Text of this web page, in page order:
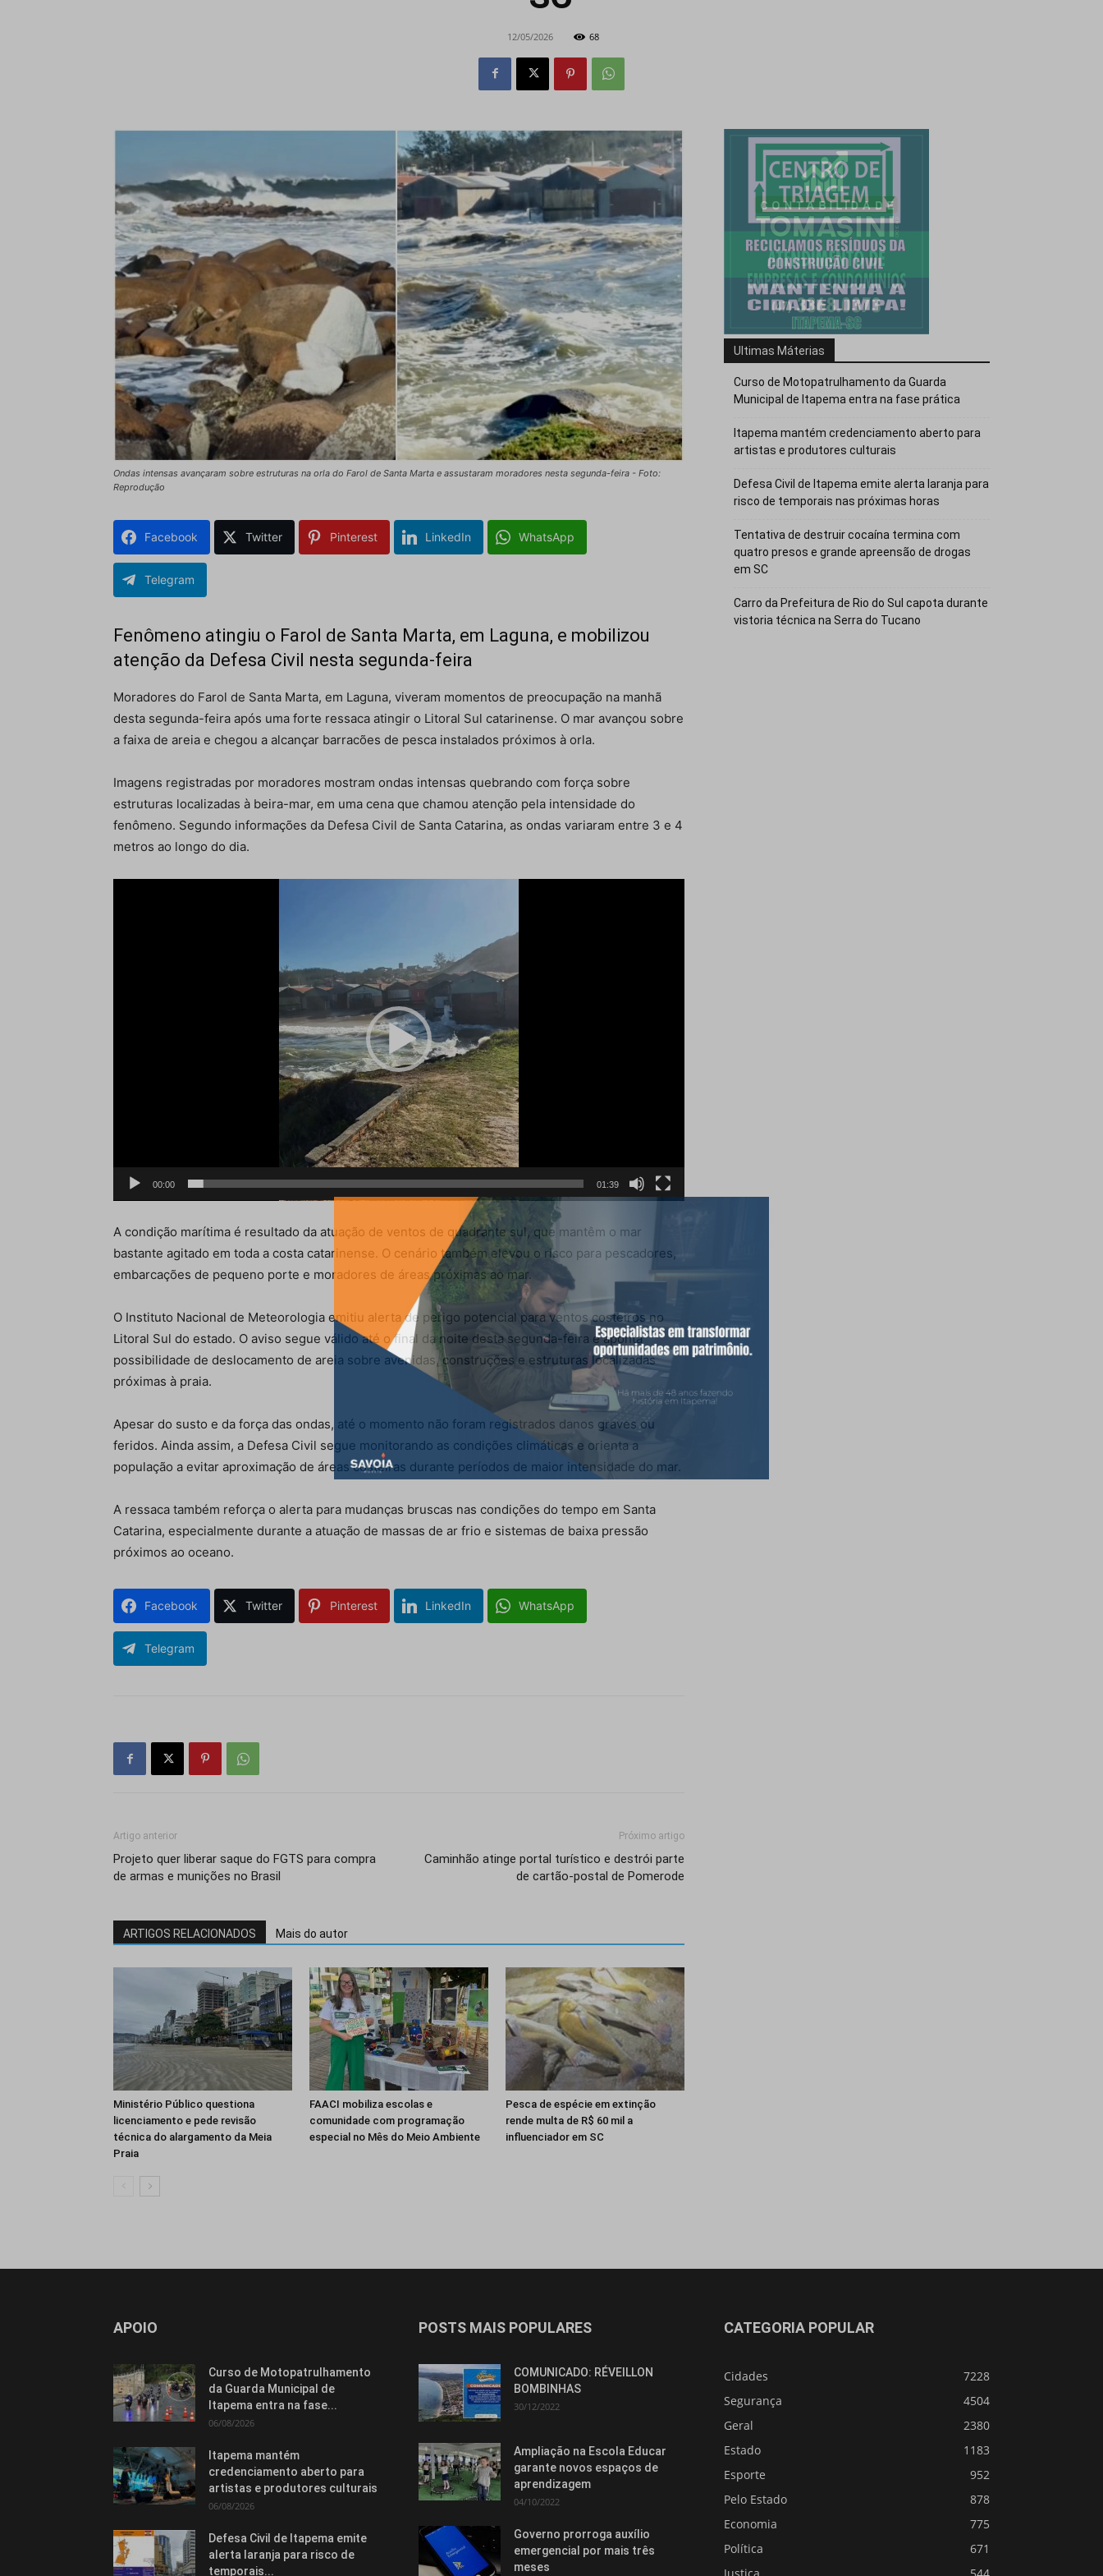
12/05/2026 68
Ondas intensas avançaram sobre estruturas na orla do Farol de Santa Marta e assustaram moradores nesta segunda-feira - Foto:
Reprodução
Facebook Twitter Pinterest LinkedIn WhatsApp
Telegram
Fenômeno atingiu o Farol de Santa Marta, em Laguna, e mobilizou
atenção da Defesa Civil nesta segunda-feira
Moradores do Farol de Santa Marta, em Laguna, viveram momentos de preocupação na manhã
desta segunda-feira após uma forte ressaca atingir o Litoral Sul catarinense. O mar avançou sobre
a faixa de areia e chegou a alcançar barracões de pesca instalados próximos à orla.
Imagens registradas por moradores mostram ondas intensas quebrando com força sobre
estruturas localizadas à beira-mar, em uma cena que chamou atenção pela intensidade do
fenômeno. Segundo informações da Defesa Civil de Santa Catarina, as ondas variaram entre 3 e 4
metros ao longo do dia.
00:00 01:39
A condição marítima é resultado da atuação de ventos de quadrante sul, que mantêm o mar
bastante agitado em toda a costa catarinense. O cenário também elevou o risco para pescadores,
embarcações de pequeno porte e moradores de áreas próximas ao mar.
O Instituto Nacional de Meteorologia emitiu alerta de perigo potencial para ventos costeiros no
Litoral Sul do estado. O aviso segue válido até o final da noite desta segunda-feira e aponta
possibilidade de deslocamento de areia sobre avenidas, construções e estruturas localizadas
próximas à praia.
Apesar do susto e da força das ondas, até o momento não foram registrados danos graves ou
feridos. Ainda assim, a Defesa Civil segue monitorando as condições climáticas e orienta a
população a evitar aproximação de áreas costeiras durante períodos de maior intensidade do mar.
A ressaca também reforça o alerta para mudanças bruscas nas condições do tempo em Santa
Catarina, especialmente durante a atuação de massas de ar frio e sistemas de baixa pressão
próximos ao oceano.
Facebook Twitter Pinterest LinkedIn WhatsApp
Telegram
Artigo anterior
Projeto quer liberar saque do FGTS para compra
de armas e munições no Brasil
Próximo artigo
Caminhão atinge portal turístico e destrói parte
de cartão-postal de Pomerode
ARTIGOS RELACIONADOS Mais do autor
Ministério Público questiona
licenciamento e pede revisão
técnica do alargamento da Meia
Praia
FAACI mobiliza escolas e
comunidade com programação
especial no Mês do Meio Ambiente
Pesca de espécie em extinção
rende multa de R$ 60 mil a
influenciador em SC
Ultimas Máterias
Curso de Motopatrulhamento da Guarda
Municipal de Itapema entra na fase prática
Itapema mantém credenciamento aberto para
artistas e produtores culturais
Defesa Civil de Itapema emite alerta laranja para
risco de temporais nas próximas horas
Tentativa de destruir cocaína termina com
quatro presos e grande apreensão de drogas
em SC
Carro da Prefeitura de Rio do Sul capota durante
vistoria técnica na Serra do Tucano
APOIO
Curso de Motopatrulhamento
da Guarda Municipal de
Itapema entra na fase...
06/08/2026
Itapema mantém
credenciamento aberto para
artistas e produtores culturais
06/08/2026
Defesa Civil de Itapema emite
alerta laranja para risco de
temporais...
POSTS MAIS POPULARES
COMUNICADO: RÉVEILLON
BOMBINHAS
30/12/2022
Ampliação na Escola Educar
garante novos espaços de
aprendizagem
04/10/2022
Governo prorroga auxílio
emergencial por mais três
meses
CATEGORIA POPULAR
Cidades
7228
Segurança
4504
Geral
2380
Estado
1183
Esporte
952
Pelo Estado
878
Economia
775
Política
671
Isso vai fechar em14segundos